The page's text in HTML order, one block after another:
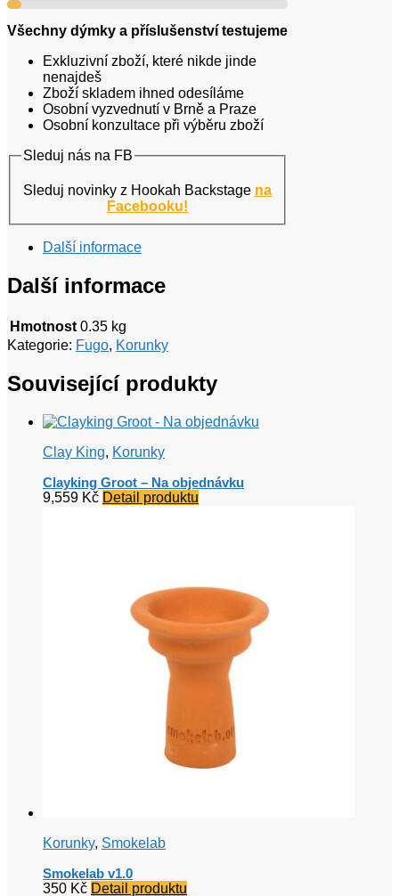
Všechny dýmky a příslušenství testujeme
Exkluzivní zboží, které nikde jinde
nenajdeš
Zboží skladem ihned odesíláme
Osobní vyzvednutí v Brně a Praze
Osobní konzultace při výběru zboží
Sleduj nás na FB
Sleduj novinky z Hookah Backstage na
Facebooku!
Další informace
Další informace
Hmotnost 0.35 kg
Kategorie: Fugo, Korunky
Související produkty
Clay King, Korunky
Clayking Groot – Na objednávku
9,559 Kč Detail produktu
Korunky, Smokelab
Smokelab v1.0
350 Kč Detail produktu